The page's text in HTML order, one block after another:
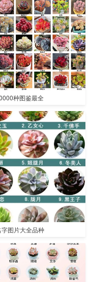
种图鉴最全
字图片大全品种